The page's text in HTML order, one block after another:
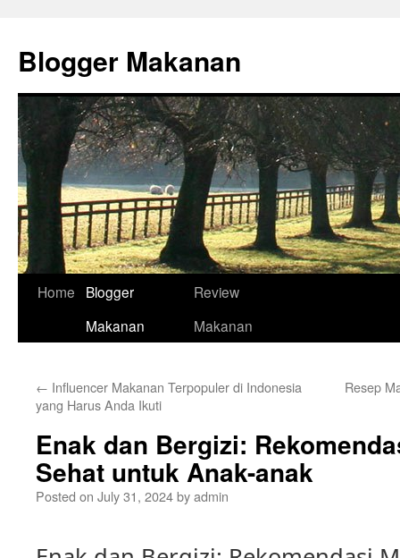
content
Blogger Makanan
Home
Blogger
Makanan
Review
Makanan
← Influencer Makanan Terpopuler di Indonesia
yang Harus Anda Ikuti
Resep
Enak dan Bergizi:
Sehat untuk Anak-anak
Posted on July 31, 2024byadmin